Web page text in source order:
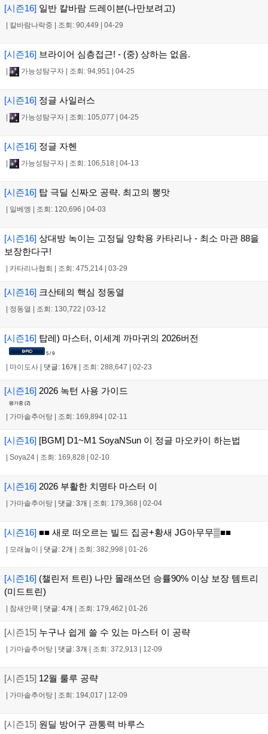
[시즌16] 일반 칼바람 드레이븐(나만보려고)
칼바람나락중 조회: 90,449 04-29
[시즌16] 브라이어 심층접근! - (중) 상하는 없음.
가능성탐구자 조회: 94,951 04-25
[시즌16] 정글 사일러스
가능성탐구자 조회: 105,077 04-25
[시즌16] 정글 자헨
가능성탐구자 조회: 106,518 04-13
[시즌16] 탑 극딜 신짜오 공략. 최고의 뽕맛
일베엥 조회: 120,696 04-03
[시즌16] 상대방 녹이는 고정딜 양학용 카타리나 - 최소 마관 88을
보장한다구!
카타리나협회 조회: 475,214 03-29
[시즌16] 크산테의 핵심 정동열
정동열 조회: 130,722 03-12
[시즌16] 탑레) 마스터, 이세계 까마귀의 2026버전
5 / 9
| 마이도사 | 댓글: 16개 | 조회: 288,647 | 02-23
[시즌16] 2026 녹턴 사용 가이드
평가중 (2)
가마솥추어탕 조회: 169,894 02-11
[시즌16] [BGM] D1~M1 SoyaNSun 이 정글 마오카이 하는법
Soya24 조회: 169,828 02-10
[시즌16] 2026 부활한 치명타 마스터 이
가마솥추어탕 댓글: 3개 조회: 179,368 02-04
[시즌16] ■■ 새로 떠오르는 빌드 집공+황새 JG아무무▒■■
모래놀이 댓글: 2개 조회: 382,998 01-26
[시즌16] (챌린저 트린) 나만 몰래쓰던 승률90% 이상 보장 템트리
(미드트린)
참새얀쿡 댓글: 4개 조회: 179,462 01-26
[시즌15] 누구나 쉽게 쓸 수 있는 마스터 이 공략
가마솥추어탕 댓글: 3개 조회: 372,913 12-09
[시즌15] 12월 룰루 공략
가마솥추어탕 조회: 194,017 12-09
[시즌15] 원딜 방어구 관통력 바루스